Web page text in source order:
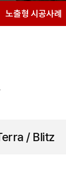
노출형 시공사례
/ Blitz